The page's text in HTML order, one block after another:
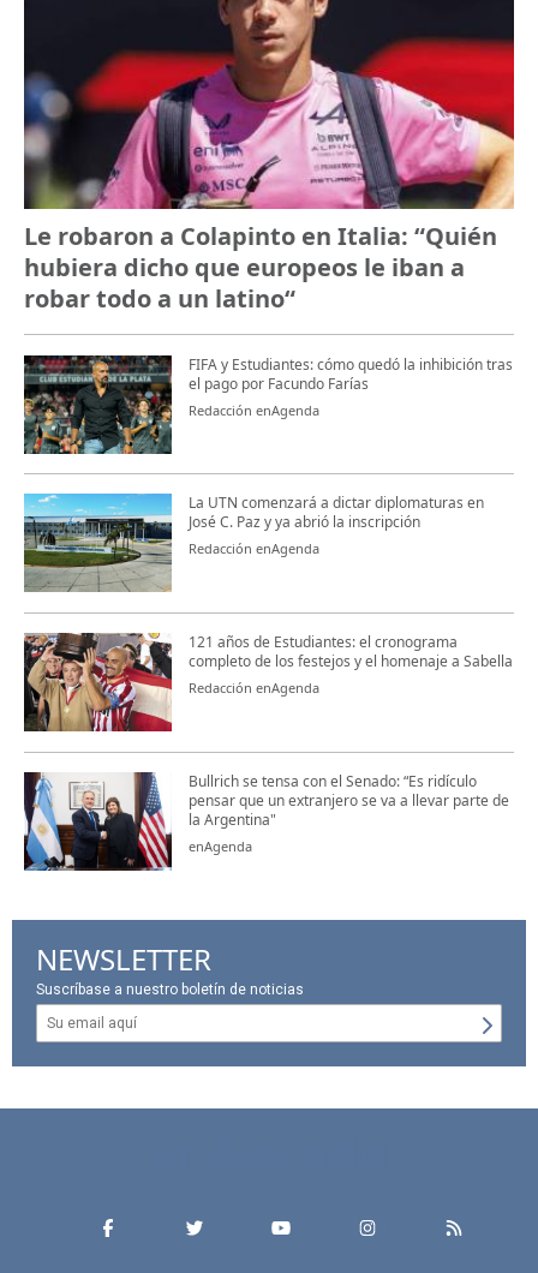
Le robaron a Colapinto en Italia: “Quién
hubiera dicho que europeos le iban a
robar todo a un latino“
FIFA y Estudiantes: cómo quedó la inhibición tras
el pago por Facundo Farías
Redacción enAgenda
La UTN comenzará a dictar diplomaturas en
José C. Paz y ya abrió la inscripción
Redacción enAgenda
121 años de Estudiantes: el cronograma
completo de los festejos y el homenaje a Sabella
Redacción enAgenda
Bullrich se tensa con el Senado: “Es ridículo
pensar que un extranjero se va a llevar parte de
la Argentina"
enAgenda
NEWSLETTER
Suscríbase a nuestro boletín de noticias